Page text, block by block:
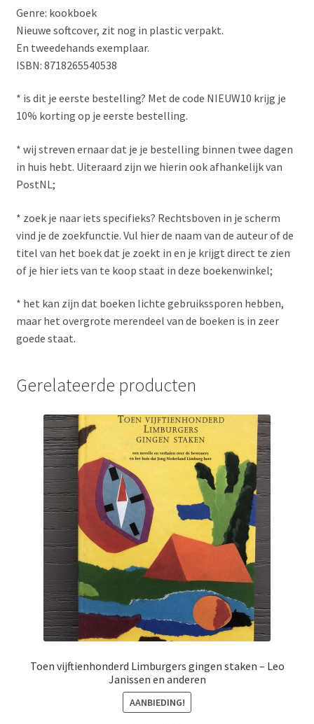
Genre: kookboek
Nieuwe softcover, zit nog in plastic verpakt.
En tweedehands exemplaar.
ISBN: 8718265540538
* is dit je eerste bestelling? Met de code NIEUW10 krijg je
10% korting op je eerste bestelling.
* wij streven ernaar dat je je bestelling binnen twee dagen
in huis hebt. Uiteraard zijn we hierin ook afhankelijk van
PostNL;
* zoek je naar iets specifieks? Rechtsboven in je scherm
vind je de zoekfunctie. Vul hier de naam van de auteur of de
titel van het boek dat je zoekt in en je krijgt direct te zien
of je hier iets van te koop staat in deze boekenwinkel;
* het kan zijn dat boeken lichte gebruikssporen hebben,
maar het overgrote merendeel van de boeken is in zeer
goede staat.
Gerelateerde producten
Toen vijftienhonderd Limburgers gingen staken – Leo
Janissen en anderen
AANBIEDING!